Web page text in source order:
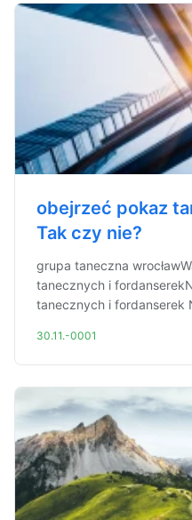
obejrzeć pokaz
Tak czy nie?
grupa taneczna
tanecznych i
tanecznych i fordanserek
30.11.-0001